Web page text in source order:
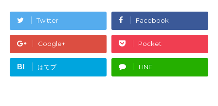
Twitter Facebook
Google+ Pocket
B! はてブ LINE